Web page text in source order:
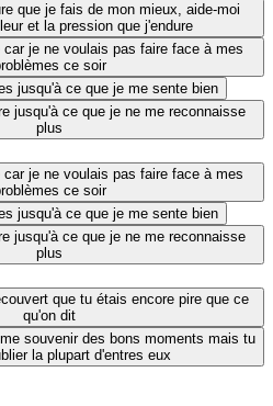
que je fais de mon mieux, aide-moi
et la pression que j'endure
je ne voulais pas faire face à mes
ce soir
jusqu'à ce que je me sente bien
jusqu'à ce que je ne me reconnaisse
plus
je ne voulais pas faire face à mes
ce soir
jusqu'à ce que je me sente bien
jusqu'à ce que je ne me reconnaisse
plus
que tu étais encore pire que ce
qu'on dit
souvenir des bons moments mais tu
la plupart d'entres eux